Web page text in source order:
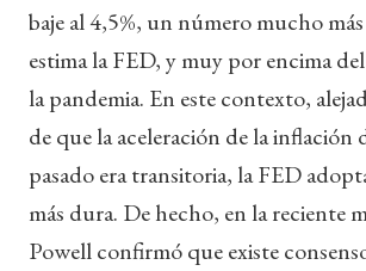
baje al 4,5%, un número mucho
estima la FED, y muy por encima
la pandemia. En este contexto,
de que la aceleración de la inflación
pasado era transitoria, la FED
más dura. De hecho, en la reciente
Powell confirmó que existe